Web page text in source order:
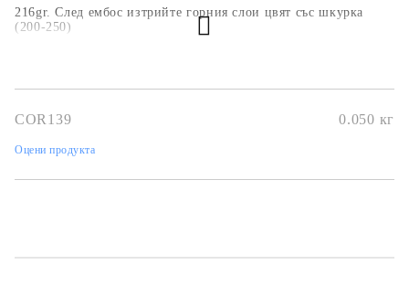
216gr. След ембос изтрийте горния слои цвят със шкурка
(200-250)
COR139 0.050 кг
Оцени продукта